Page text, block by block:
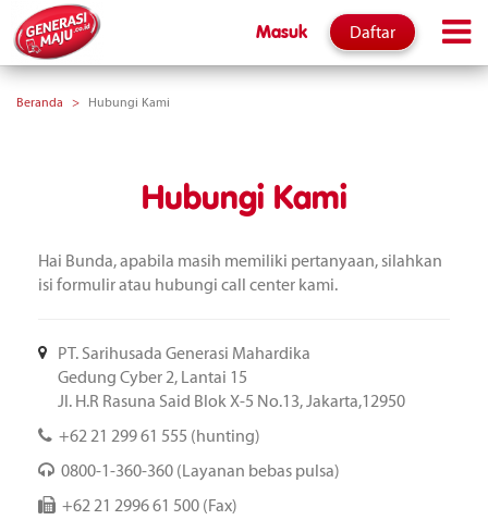
Masuk Daftar
Beranda Hubungi Kami
Hubungi Kami
Hai Bunda, apabila masih memiliki pertanyaan, silahkan
isi formulir atau hubungi call center kami.
PT. Sarihusada Generasi Mahardika
Gedung Cyber 2, Lantai 15
Jl. H.R Rasuna Said Blok X-5 No.13, Jakarta,12950
+62 21 299 61 555 (hunting)
0800-1-360-360 (Layanan bebas pulsa)
+62 21 2996 61 500 (Fax)